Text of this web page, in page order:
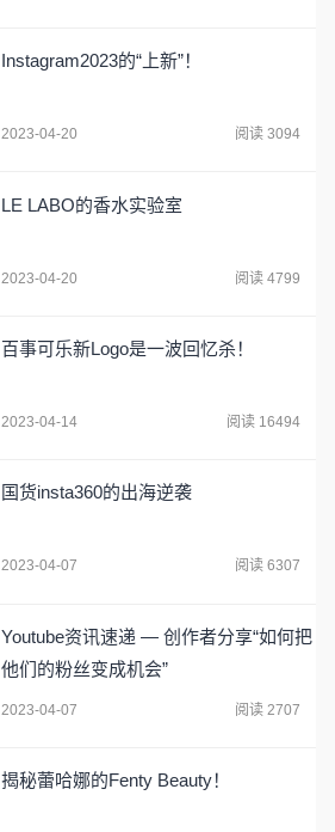
Instagram2023的“上新”！
2023-04-20 阅读 3094
LE LABO的香水实验室
2023-04-20 阅读 4799
百事可乐新Logo是一波回忆杀！
2023-04-14 阅读 16494
国货insta360的出海逆袭
2023-04-07 阅读 6307
Youtube资讯速递 — 创作者分享“如何把
他们的粉丝变成机会”
2023-04-07 阅读 2707
揭秘蕾哈娜的Fenty Beauty！